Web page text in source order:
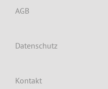
AGB
Datenschutz
Kontakt